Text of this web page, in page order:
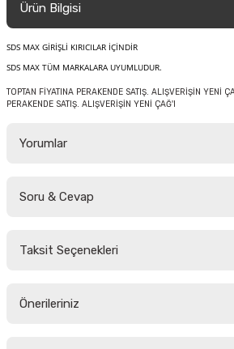
Ürün Bilgisi
SDS MAX GİRİŞLİ KIRICILAR İÇİNDİR
SDS MAX TÜM MARKALARA UYUMLUDUR.
TOPTAN FİYATINA PERAKENDE SATIŞ. ALIŞVERİŞİN YENİ
PERAKENDE SATIŞ. ALIŞVERİŞİN YENİ ÇAĞ'I
Yorumlar
Soru & Cevap
Taksit Seçenekleri
Önerileriniz